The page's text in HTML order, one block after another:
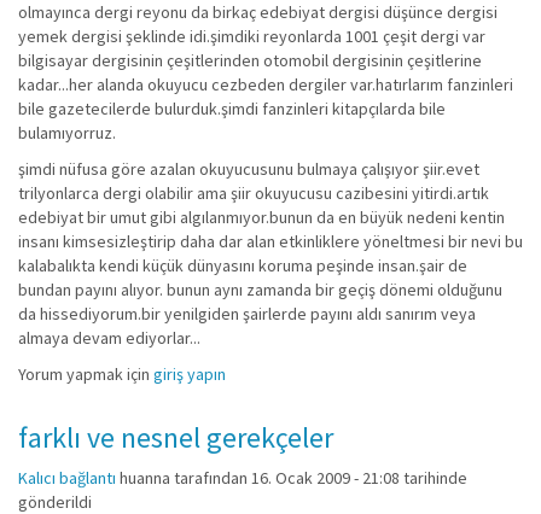
olmayınca dergi reyonu da birkaç edebiyat dergisi düşünce dergisi
yemek dergisi şeklinde idi.şimdiki reyonlarda 1001 çeşit dergi var
bilgisayar dergisinin çeşitlerinden otomobil dergisinin çeşitlerine
kadar...her alanda okuyucu cezbeden dergiler var.hatırlarım fanzinleri
bile gazetecilerde bulurduk.şimdi fanzinleri kitapçılarda bile
bulamıyorruz.
şimdi nüfusa göre azalan okuyucusunu bulmaya çalışıyor şiir.evet
trilyonlarca dergi olabilir ama şiir okuyucusu cazibesini yitirdi.artık
edebiyat bir umut gibi algılanmıyor.bunun da en büyük nedeni kentin
insanı kimsesizleştirip daha dar alan etkinliklere yöneltmesi bir nevi bu
kalabalıkta kendi küçük dünyasını koruma peşinde insan.şair de
bundan payını alıyor. bunun aynı zamanda bir geçiş dönemi olduğunu
da hissediyorum.bir yenilgiden şairlerde payını aldı sanırım veya
almaya devam ediyorlar...
Yorum yapmak için giriş yapın
farklı ve nesnel gerekçeler
Kalıcı bağlantı huanna tarafından 16. Ocak 2009 - 21:08 tarihinde
gönderildi